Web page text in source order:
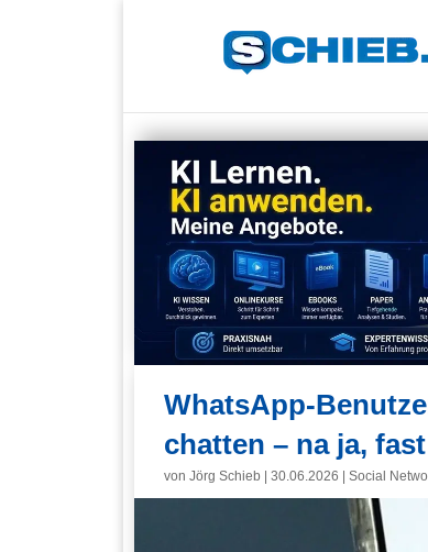
WhatsApp-
chatten – na ja, fast
von Jörg Schieb 30.06.2026 Social